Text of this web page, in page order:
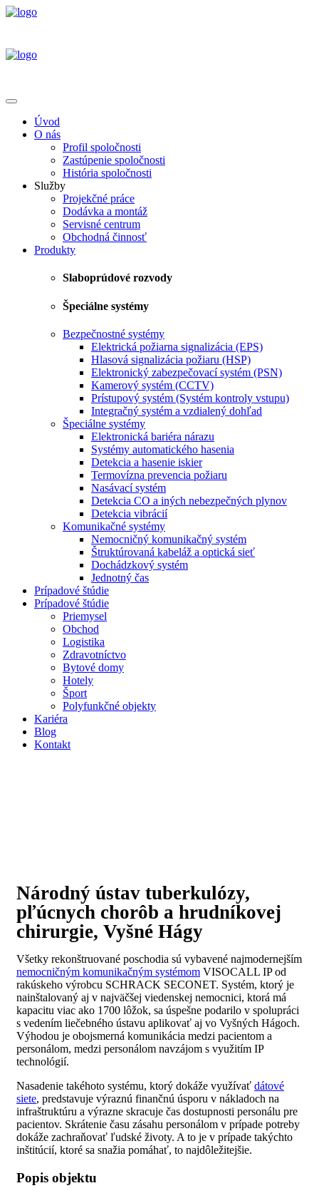
Úvod
O nás
Profil spoločnosti
Zastúpenie spoločnosti
História spoločnosti
Služby
Projekčné práce
Dodávka a montáž
Servisné centrum
Obchodná činnosť
Produkty
Slaboprúdové rozvody
Špeciálne systémy
Bezpečnostné systémy
Elektrická požiarna signalizácia (EPS)
Hlasová signalizácia požiaru (HSP)
Elektronický zabezpečovací systém (PSN)
Kamerový systém (CCTV)
Prístupový systém (Systém kontroly vstupu)
Integračný systém a vzdialený dohľad
Špeciálne systémy
Elektronická bariéra nárazu
Systémy automatického hasenia
Detekcia a hasenie iskier
Termovízna prevencia požiaru
Nasávací systém
Detekcia CO a iných nebezpečných plynov
Detekcia vibrácií
Komunikačné systémy
Nemocničný komunikačný systém
Štruktúrovaná kabeláž a optická sieť
Dochádzkový systém
Jednotný čas
Prípadové štúdie
Prípadové štúdie
Priemysel
Obchod
Logistika
Zdravotníctvo
Bytové domy
Hotely
Šport
Polyfunkčné objekty
Kariéra
Blog
Kontakt
Národný ústav tuberkulózy,
pľúcnych chorôb a hrudníkovej
chirurgie, Vyšné Hágy
Všetky rekonštruované poschodia sú vybavené najmodernejším
nemocničným komunikačným systémom VISOCALL IP od
rakúskeho výrobcu SCHRACK SECONET. Systém, ktorý je
nainštalovaný aj v najväčšej viedenskej nemocnici, ktorá má
kapacitu viac ako 1700 lôžok, sa úspešne podarilo v spolupráci
s vedením liečebného ústavu aplikovať aj vo Vyšných Hágoch.
Výhodou je obojsmerná komunikácia medzi pacientom a
personálom, medzi personálom navzájom s využitím IP
technológií.
Nasadenie takéhoto systému, ktorý dokáže využívať dátové
siete, predstavuje výraznú finančnú úsporu v nákladoch na
infraštruktúru a výrazne skracuje čas dostupnosti personálu pre
pacientov. Skrátenie času zásahu personálom v prípade potreby
dokáže zachraňovať ľudské životy. A to je v prípade takýchto
inštitúcií, ktoré sa snažia pomáhať, to najdôležitejšie.
Popis objektu